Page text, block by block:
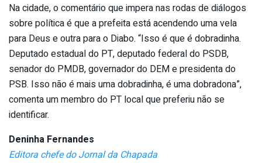
Na cidade, o comentário que impera nas rodas de diálogos
sobre política é que a prefeita está acendendo uma vela
para Deus e outra para o Diabo. “Isso é que é dobradinha.
Deputado estadual do PT, deputado federal do PSDB,
senador do PMDB, governador do DEM e presidenta do
PSB. Isso não é mais uma dobradinha, é uma dobradona”,
comenta um membro do PT local que preferiu não se
identificar.
Deninha Fernandes
Editora chefe do Jornal da Chapada